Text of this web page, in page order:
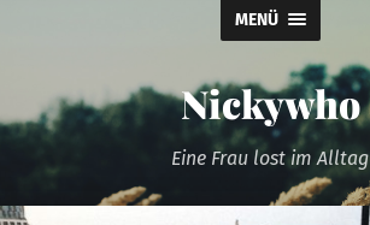
MENÜ
Nickywho
Eine Frau lost im Alltag